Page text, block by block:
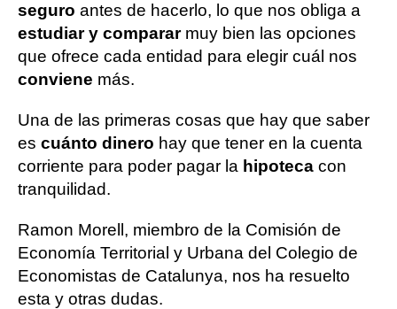
seguro antes de hacerlo, lo que nos obliga a
estudiar y compararmuy bien las opciones
que ofrece cada entidad para elegir cuál nos
conviene más.
Una de las primeras cosas que hay que saber
es cuánto dinero hay que tener en la cuenta
corriente para poder pagar la hipoteca con
tranquilidad.
Ramon Morell, miembro de la Comisión de
Economía Territorial y Urbana del Colegio de
Economistas de Catalunya, nos ha resuelto
esta y otras dudas.